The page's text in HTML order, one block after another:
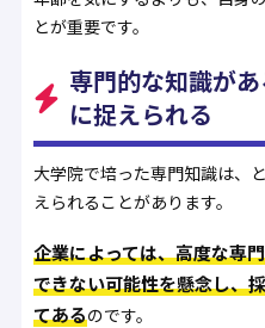
とが重要です。
専門的な知識が
に捉えられる
大学院で培った専門知識は、
えられることがあります。
企業によっては、高度な専
できない可能性を懸念し、
てあるのです。